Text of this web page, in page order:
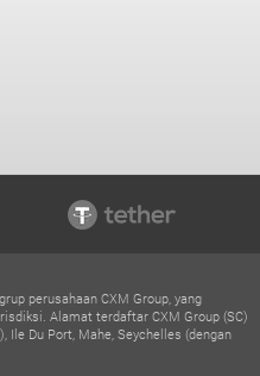
perusahaan CXM Group, yang
Alamat terdaftar CXM Group (SC)
Ile Du Port, Mahe, Seychelles (dengan